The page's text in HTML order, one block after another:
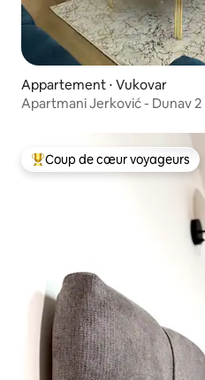
Appartement ⋅ Vukovar
Apartmani Jerković - Dunav 2
Coups de cœur voyageurs les
Coup de cœur voyageurs